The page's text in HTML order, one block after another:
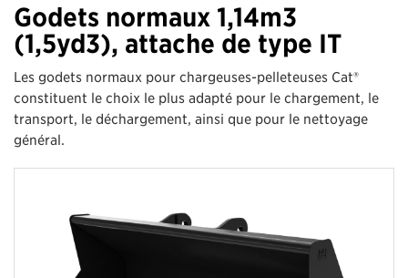
Godets normaux 1,14m3
(1,5yd3), attache de type IT
Les godets normaux pour chargeuses-pelleteuses Cat®
constituent le choix le plus adapté pour le chargement, le
transport, le déchargement, ainsi que pour le nettoyage
général.